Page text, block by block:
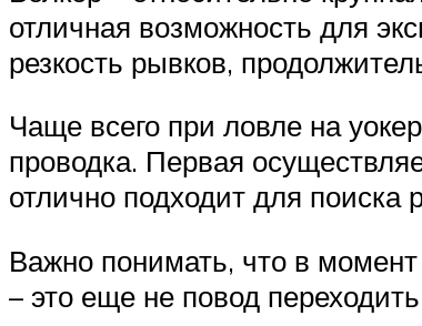
отличная возможность для
резкость рывков,
Чаще всего при ловле на
проводка. Первая
отлично подходит для поиска
Важно понимать, что в момент
– это еще не повод